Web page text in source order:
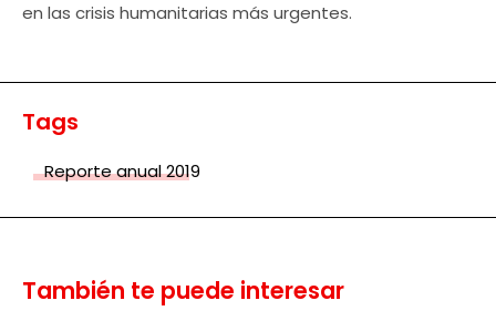
en las crisis humanitarias más urgentes.
Tags
Reporte anual 2019
También te puede interesar